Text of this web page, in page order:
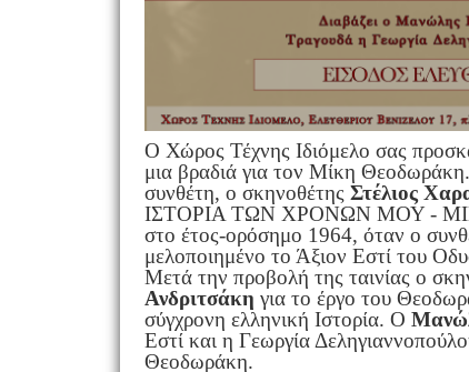
O Χώρος Τέχνης Ιδιόμελο σας
μια βραδιά για τον Μίκη
συνθέτη, ο σκηνοθέτης Στέλιος
ΙΣΤΟΡΙΑ ΤΩΝ ΧΡΟΝΩΝ ΜΟΥ -
στο έτος-ορόσημο 1964, όταν ο
μελοποιημένο το Άξιον Εστί του
Μετά την προβολή της ταινίας ο
Ανδριτσάκη για το έργο του
σύγχρονη ελληνική Ιστορία. Ο
Εστί και η Γεωργία
Θεοδωράκη.